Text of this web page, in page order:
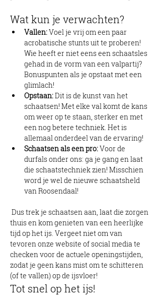
Wat kun je verwachten?
Vallen: Voel je vrij om een paar
acrobatische stunts uit te proberen!
Wie heeft er niet eens een schaatsles
gehad in de vorm van een valpartij?
Bonuspunten als je opstaat met een
glimlach!
Opstaan: Dit is de kunst van het
schaatsen! Met elke val komt de kans
om weer op te staan, sterker en met
een nog betere techniek. Het is
allemaal onderdeel van de ervaring!
Schaatsen als een pro: Voor de
durfals onder ons: ga je gang en laat
die schaatstechniek zien! Misschien
word je wel de nieuwe schaatsheld
van Roosendaal!
thuis en kom genieten van een heerlijke
tijd op het ijs. Vergeet niet om van
tevoren onze website of social media te
checken voor de actuele openingstijden,
zodat je geen kans mist om te schitteren
(of te vallen) op de ijsvloer!
Tot snel op het ijs!